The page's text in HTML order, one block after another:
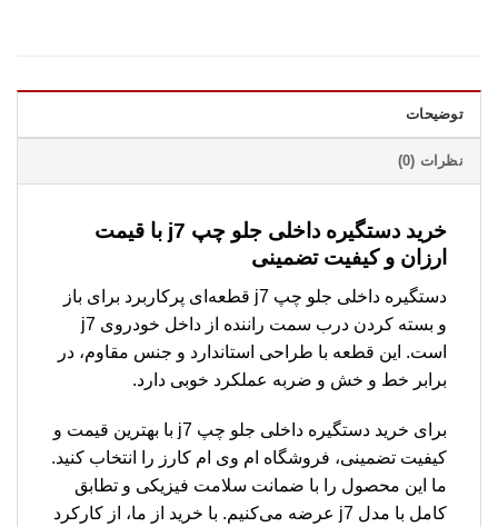
توضیحات
نظرات (0)
خرید دستگیره داخلی جلو چپ j7 با قیمت
ارزان و کیفیت تضمینی
دستگیره داخلی جلو چپ j7 قطعه‌ای پرکاربرد برای باز
و بسته کردن درب سمت راننده از داخل خودروی j7
است. این قطعه با طراحی استاندارد و جنس مقاوم، در
برابر خط و خش و ضربه عملکرد خوبی دارد.
برای خرید دستگیره داخلی جلو چپ j7 با بهترین قیمت و
کیفیت تضمینی، فروشگاه ام وی ام کارز را انتخاب کنید.
ما این محصول را با ضمانت سلامت فیزیکی و تطابق
کامل با مدل j7 عرضه می‌کنیم. با خرید از ما، از کارکرد